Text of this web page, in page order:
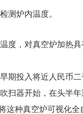
测炉内温度。
度，对真空炉加热具
期投入将近人民币
扫器开始，在头半
这种真空炉可视化